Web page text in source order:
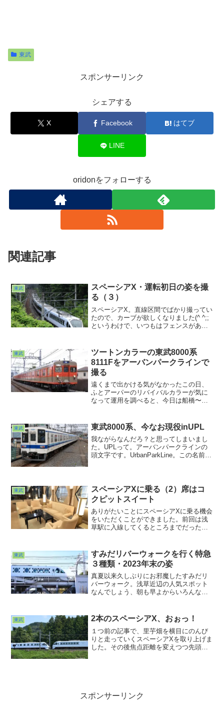
東武
スポンサーリンク
シェアする
X Facebook はてブ
LINE
oridonをフォローする
関連記事
東武
スペーシアX・運転初日の姿を撮
る（３）
スペーシアX。直線区間でばかり撮ってい
たので、カーブが欲しくなりました(^ ^;;
というわけで、いつもはフェンスがある
なければわからない。そんな不確定要素
との戦いなんだなあ。ま、○○と違ってや
ってて楽しいから別に構わないんですが
www
東武
ツートンカラーの東武8000系
8111Fをアーバンパークラインで
撮る
遠くまで出かける気がなかったこの日、
ふとアーパーのリバイバルカラーが気に
なって運用を調べると、今日は船橋〜柏
した。開けた場所がなかなか乏しい？こ
の沿線。お手軽な駅撮り・駅近撮りにな
ってしまいましたが、まぁ記録としては
良かったかな、とwww
東武 東武8000系、今なお現役inUPL
我ながらなんだろ？と思ってしまいまし
た。UPLって。アーバンパークラインの
頭文字です。UrbanParkLine。この名前が
沿線住民ではないとそんな感じなのです
が沿線住民の方々はどうなんでしょう
か？
東武
スペーシアXに乗る（2）席はコ
クピットスイート
ありがたいことにスペーシアXに乗る機会
をいただくことができました。前回は浅
草駅に入線してくるところまでだったの
のチェックがありました。６号車は全て
個室だからでしょうね。
東武
すみだリバーウォークを行く特急
３種類・2023年末の姿
真夏以来久しぶりにお邪魔したすみだリ
バーウォーク。浅草近辺の人気スポット
なんでしょう、朝も早よからいろんな国
げてる人は自分以外いなかったな
ぁ・・・(^ ^;;日本の鉄道車両のキレイさ
も見て欲しいなぁ。そう思いながら粛々
と撮り続けておりました。
東武 2本のスペーシアX、おぉっ！
１つ前の記事で、里芋畑を横目にのんび
りと走っていくスペーシアXを取り上げま
した。その後焦点距離を変えつつ先頭部
スポンサーリンク